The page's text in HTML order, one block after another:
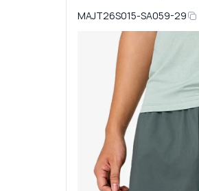
MAJT26S015-SA059-29